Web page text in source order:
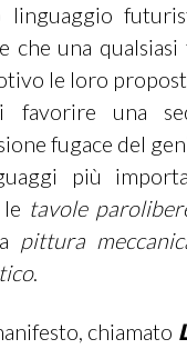
linguaggio
che una
le loro
favorire una
fugace del
più
tavole
pittura
.
chiamato